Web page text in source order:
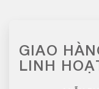
GIAO
LINH